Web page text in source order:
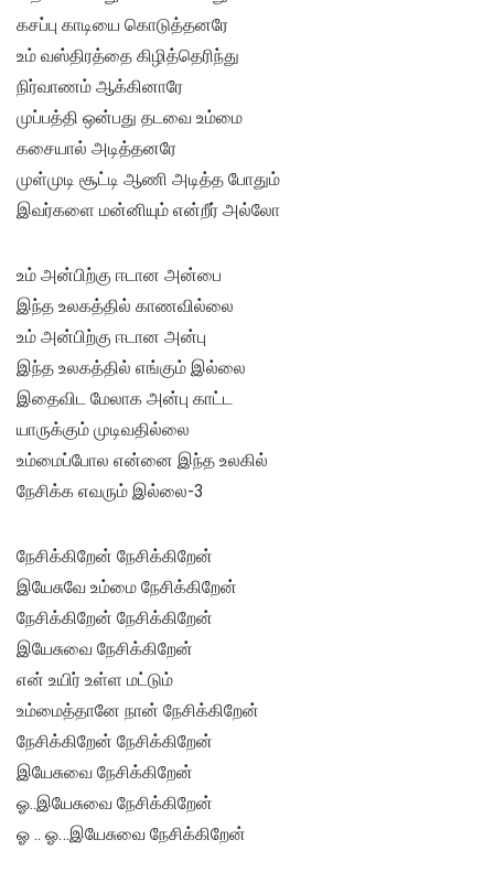
கசப்பு காடியை கொடுத்தனரே
உம் வஸ்திரத்தை கிழித்தெரிந்து
நிர்வாணம் ஆக்கினாரே
முப்பத்தி ஒன்பது தடவை உம்மை
கசையால் அடித்தனரே
முள்முடி சூட்டி ஆணி அடித்த போதும்
இவர்களை மன்னியும் என்றீர் அல்லோ
உம் அன்பிற்கு ஈடான அன்பை
இந்த உலகத்தில் காணவில்லை
உம் அன்பிற்கு ஈடான அன்பு
இந்த உலகத்தில் எங்கும் இல்லை
இதைவிட மேலாக அன்பு காட்ட
யாருக்கும் முடிவதில்லை
உம்மைப்போல என்னை இந்த உலகில்
நேசிக்க எவரும் இல்லை-3
நேசிக்கிறேன் நேசிக்கிறேன்
இயேசுவே உம்மை நேசிக்கிறேன்
நேசிக்கிறேன் நேசிக்கிறேன்
இயேசுவை நேசிக்கிறேன்
என் உயிர் உள்ள மட்டும்
உம்மைத்தானே நான் நேசிக்கிறேன்
நேசிக்கிறேன் நேசிக்கிறேன்
இயேசுவை நேசிக்கிறேன்
ஓ..இயேசுவை நேசிக்கிறேன்
ஓ .. ஓ…இயேசுவை நேசிக்கிறேன்